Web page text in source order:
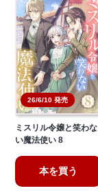
26/6/10 発売
ミスリル令嬢と笑わな
い魔法使い 8
本を買う